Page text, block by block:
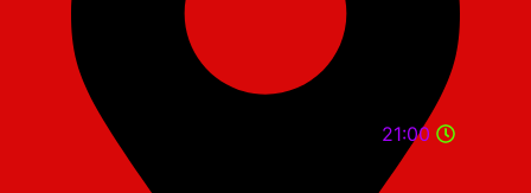
21:00